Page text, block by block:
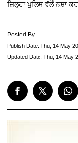
ਜ਼ਿਲ੍ਹਾ ਪੁਲਿਸ ਵੱਲੋੰ ਨਸ਼ਾ
Posted By
Publish Date: Thu, 14 May
Updated Date: Thu, 14 May